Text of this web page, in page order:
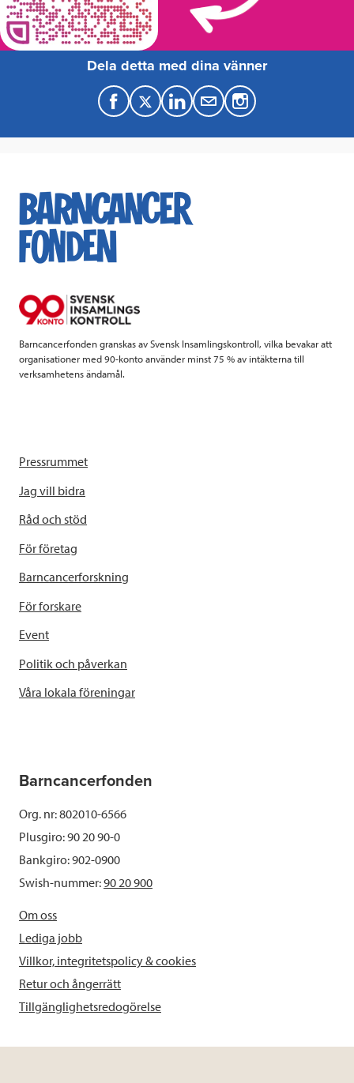
Dela detta med dina vänner
F
a
e
b
k
T
w
t
t
L
i
k
e
M
a
Barncancerfonden granskas av Svensk Insamlingskontroll, vilka bevakar att
organisationer med 90-konto använder minst 75 % av intäkterna till
verksamhetens ändamål.
Pressrummet
Jag vill bidra
Råd och stöd
För företag
Barncancerforskning
För forskare
Event
Politik och påverkan
Våra lokala föreningar
Barncancerfonden
Org. nr: 802010-6566
Plusgiro: 90 20 90-0
Bankgiro: 902-0900
Swish-nummer:90 20 900
Om oss
Lediga jobb
Villkor, integritetspolicy & cookies
Retur och ångerrätt
Tillgänglighetsredogörelse